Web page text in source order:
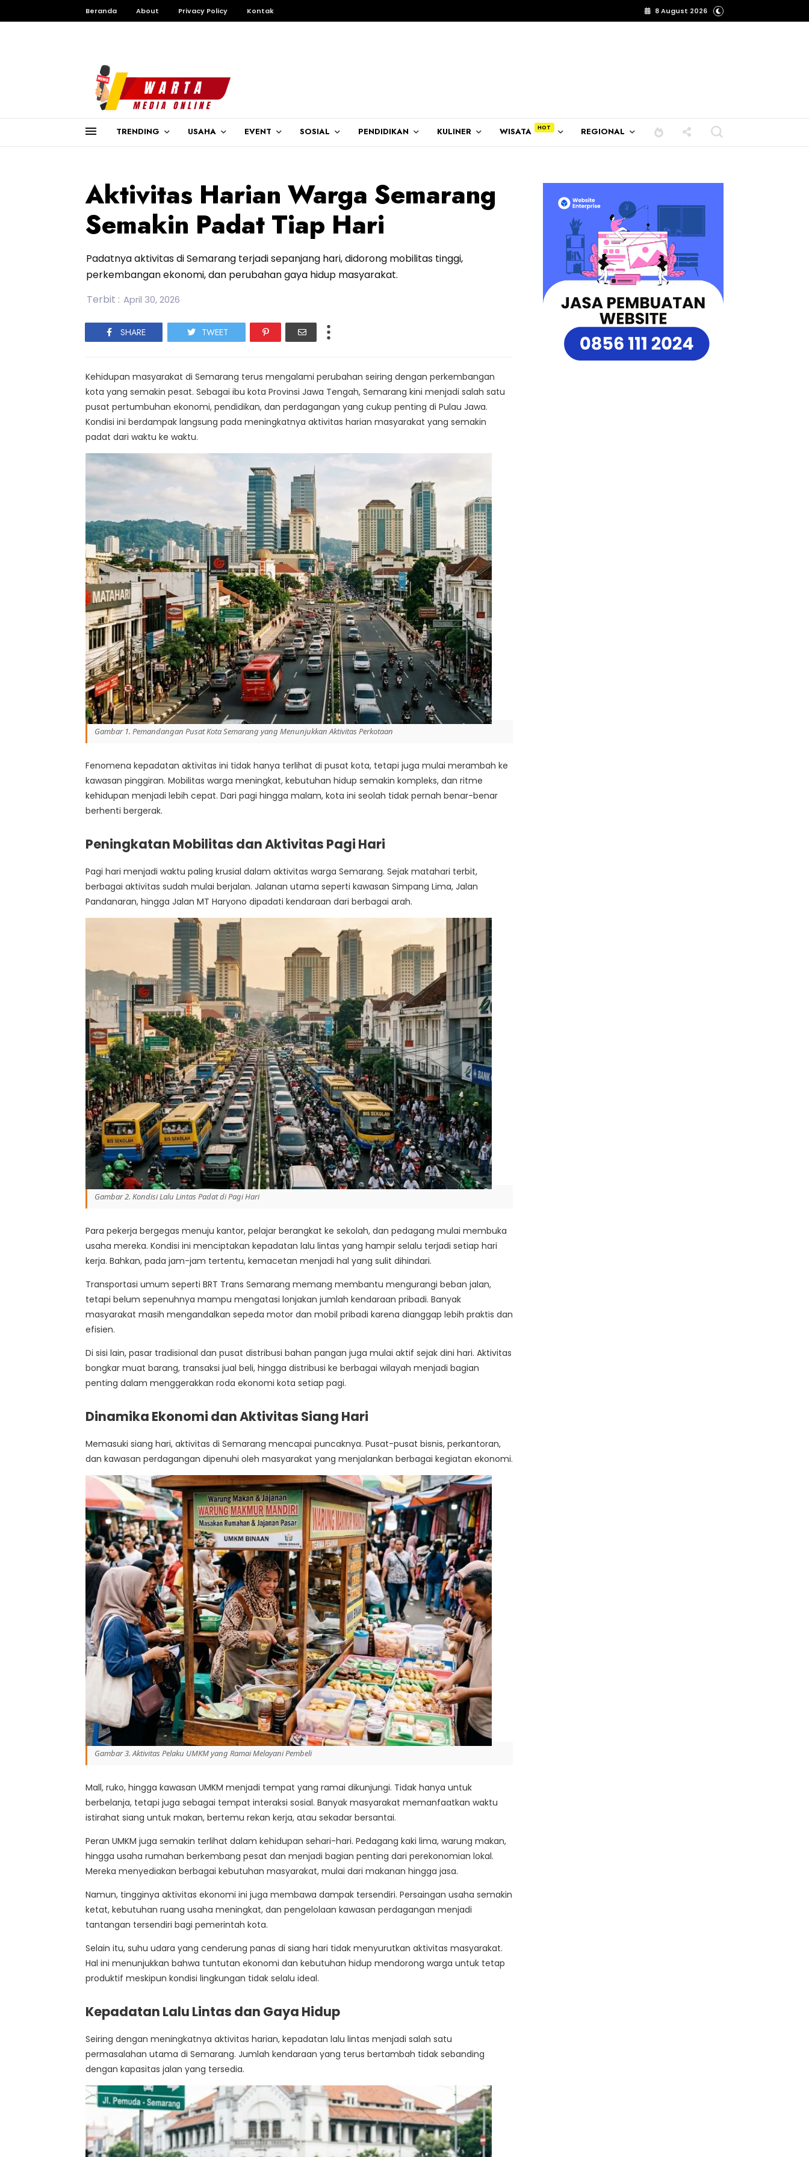
Beranda About Privacy Policy Kontak 8 August 2026
TRENDING USAHA EVENT SOSIAL PENDIDIKAN KULINER WISATA REGIONAL
Aktivitas Harian Warga Semarang
Semakin Padat Tiap Hari
Padatnya aktivitas di Semarang terjadi sepanjang hari, didorong mobilitas tinggi,
perkembangan ekonomi, dan perubahan gaya hidup masyarakat.
Terbit : April 30, 2026
SHARE TWEET
Kehidupan masyarakat di Semarang terus mengalami perubahan seiring dengan perkembangan
kota yang semakin pesat. Sebagai ibu kota Provinsi Jawa Tengah, Semarang kini menjadi salah satu
pusat pertumbuhan ekonomi, pendidikan, dan perdagangan yang cukup penting di Pulau Jawa.
Kondisi ini berdampak langsung pada meningkatnya aktivitas harian masyarakat yang semakin
padat dari waktu ke waktu.
Gambar 1. Pemandangan Pusat Kota Semarang yang Menunjukkan Aktivitas Perkotaan
Fenomena kepadatan aktivitas ini tidak hanya terlihat di pusat kota, tetapi juga mulai merambah ke
kawasan pinggiran. Mobilitas warga meningkat, kebutuhan hidup semakin kompleks, dan ritme
kehidupan menjadi lebih cepat. Dari pagi hingga malam, kota ini seolah tidak pernah benar-benar
berhenti bergerak.
Peningkatan Mobilitas dan Aktivitas Pagi Hari
Pagi hari menjadi waktu paling krusial dalam aktivitas warga Semarang. Sejak matahari terbit,
berbagai aktivitas sudah mulai berjalan. Jalanan utama seperti kawasan Simpang Lima, Jalan
Pandanaran, hingga Jalan MT Haryono dipadati kendaraan dari berbagai arah.
Gambar 2. Kondisi Lalu Lintas Padat di Pagi Hari
Para pekerja bergegas menuju kantor, pelajar berangkat ke sekolah, dan pedagang mulai membuka
usaha mereka. Kondisi ini menciptakan kepadatan lalu lintas yang hampir selalu terjadi setiap hari
kerja. Bahkan, pada jam-jam tertentu, kemacetan menjadi hal yang sulit dihindari.
Transportasi umum seperti BRT Trans Semarang memang membantu mengurangi beban jalan,
tetapi belum sepenuhnya mampu mengatasi lonjakan jumlah kendaraan pribadi. Banyak
masyarakat masih mengandalkan sepeda motor dan mobil pribadi karena dianggap lebih praktis dan
efisien.
Di sisi lain, pasar tradisional dan pusat distribusi bahan pangan juga mulai aktif sejak dini hari. Aktivitas
bongkar muat barang, transaksi jual beli, hingga distribusi ke berbagai wilayah menjadi bagian
penting dalam menggerakkan roda ekonomi kota setiap pagi.
Dinamika Ekonomi dan Aktivitas Siang Hari
Memasuki siang hari, aktivitas di Semarang mencapai puncaknya. Pusat-pusat bisnis, perkantoran,
dan kawasan perdagangan dipenuhi oleh masyarakat yang menjalankan berbagai kegiatan ekonomi.
Gambar 3. Aktivitas Pelaku UMKM yang Ramai Melayani Pembeli
Mall, ruko, hingga kawasan UMKM menjadi tempat yang ramai dikunjungi. Tidak hanya untuk
berbelanja, tetapi juga sebagai tempat interaksi sosial. Banyak masyarakat memanfaatkan waktu
istirahat siang untuk makan, bertemu rekan kerja, atau sekadar bersantai.
Peran UMKM juga semakin terlihat dalam kehidupan sehari-hari. Pedagang kaki lima, warung makan,
hingga usaha rumahan berkembang pesat dan menjadi bagian penting dari perekonomian lokal.
Mereka menyediakan berbagai kebutuhan masyarakat, mulai dari makanan hingga jasa.
Namun, tingginya aktivitas ekonomi ini juga membawa dampak tersendiri. Persaingan usaha semakin
ketat, kebutuhan ruang usaha meningkat, dan pengelolaan kawasan perdagangan menjadi
tantangan tersendiri bagi pemerintah kota.
Selain itu, suhu udara yang cenderung panas di siang hari tidak menyurutkan aktivitas masyarakat.
Hal ini menunjukkan bahwa tuntutan ekonomi dan kebutuhan hidup mendorong warga untuk tetap
produktif meskipun kondisi lingkungan tidak selalu ideal.
Kepadatan Lalu Lintas dan Gaya Hidup
Seiring dengan meningkatnya aktivitas harian, kepadatan lalu lintas menjadi salah satu
permasalahan utama di Semarang. Jumlah kendaraan yang terus bertambah tidak sebanding
dengan kapasitas jalan yang tersedia.